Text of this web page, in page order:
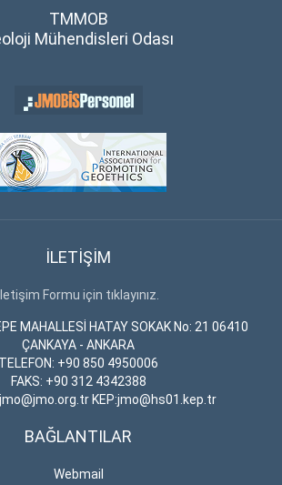
TMMOB
Mühendisleri Odası
İLETİŞİM
İletişim Formu için tıklayınız.
MAHALLESİ HATAY SOKAK No: 21 06410
ÇANKAYA - ANKARA
TELEFON: +90 850 4950006
FAKS: +90 312 4342388
jmo@jmo.org.tr KEP:jmo@hs01.kep.tr
BAĞLANTILAR
Webmail